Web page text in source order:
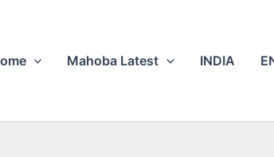
Mahoba Latest INDIA